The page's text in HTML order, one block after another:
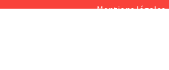
Mentions légales